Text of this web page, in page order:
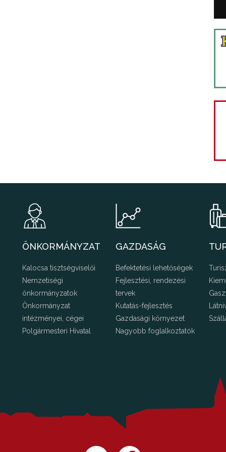
ÖNKORMÁNYZAT
Kalocsa tisztségviselői
Nemzetiségi
önkormányzatok
Önkormányzat
intézményei, cégei
Polgármesteri Hivatal
GAZDASÁG
Befektetési lehetőségek
Fejlesztési, rendezési
tervek
Kutatás-fejlesztés
Gazdasági környezet
Nagyobb foglalkoztatók